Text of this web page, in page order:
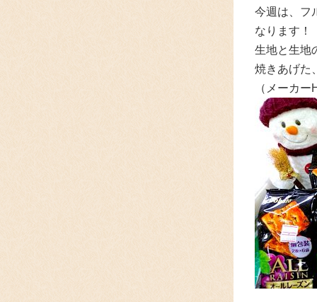
今週は、 フ
なります！
生地と生地
焼きあげた
（メーカ